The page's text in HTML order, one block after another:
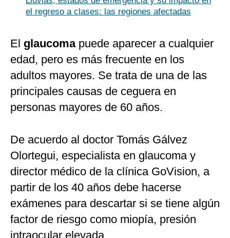
el regreso a clases: las regiones afectadas
El glaucoma puede aparecer a cualquier
edad, pero es más frecuente en los
adultos mayores. Se trata de una de las
principales causas de ceguera en
personas mayores de 60 años.
De acuerdo al doctor Tomás Gálvez
Olortegui, especialista en glaucoma y
director médico de la clínica GoVision, a
partir de los 40 años debe hacerse
exámenes para descartar si se tiene algún
factor de riesgo como miopía, presión
intraocular elevada.